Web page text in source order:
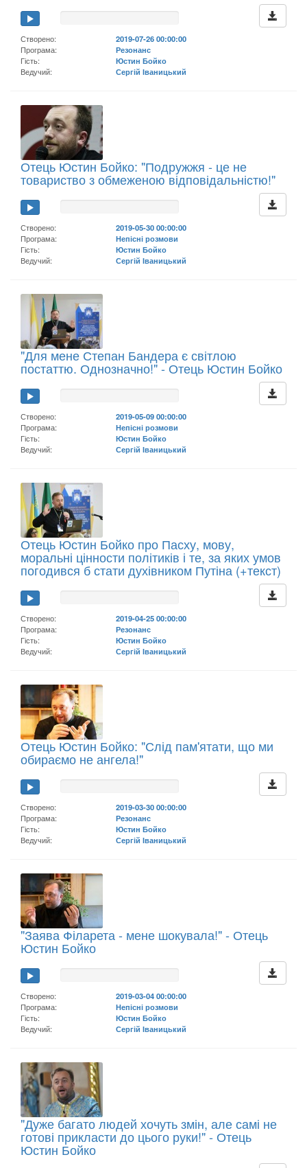
Створено:
2019-07-26 00:00:00
Програма:
Резонанс
Гість:
Юстин Бойко
Ведучий:
Сергій Іваницький
Отець Юстин Бойко: "Подружжя - це не
товариство з обмеженою відповідальністю!"
Створено:
2019-05-30 00:00:00
Програма:
Непісні розмови
Гість:
Юстин Бойко
Ведучий:
Сергій Іваницький
"Для мене Степан Бандера є світлою
постаттю. Однозначно!" - Отець Юстин Бойко
Створено:
2019-05-09 00:00:00
Програма:
Непісні розмови
Гість:
Юстин Бойко
Ведучий:
Сергій Іваницький
Отець Юстин Бойко про Пасху, мову,
моральні цінности політиків і те, за яких умов
погодився б стати духівником Путіна (+текст)
Створено:
2019-04-25 00:00:00
Програма:
Резонанс
Гість:
Юстин Бойко
Ведучий:
Сергій Іваницький
Отець Юстин Бойко: "Слід пам'ятати, що ми
обираємо не ангела!"
Створено:
2019-03-30 00:00:00
Програма:
Резонанс
Гість:
Юстин Бойко
Ведучий:
Сергій Іваницький
"Заява Філарета - мене шокувала!" - Отець
Юстин Бойко
Створено:
2019-03-04 00:00:00
Програма:
Непісні розмови
Гість:
Юстин Бойко
Ведучий:
Сергій Іваницький
"Дуже багато людей хочуть змін, але самі не
готові прикласти до цього руки!" - Отець
Юстин Бойко